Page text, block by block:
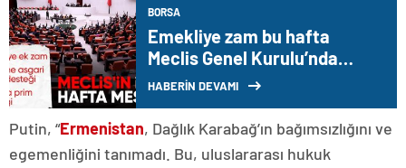
BORSA
Emekliye zam bu hafta
Meclis Genel Kurulu’nda
görüşülecek
HABERİN DEVAMI
Putin, “Ermenistan, Dağlık Karabağ’ın bağımsızlığını ve
egemenliğini tanımadı. Bu, uluslararası hukuk